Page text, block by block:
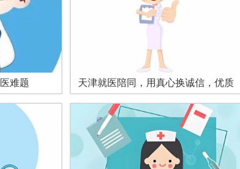
难题 天津就医陪同，用真心换诚信，优质